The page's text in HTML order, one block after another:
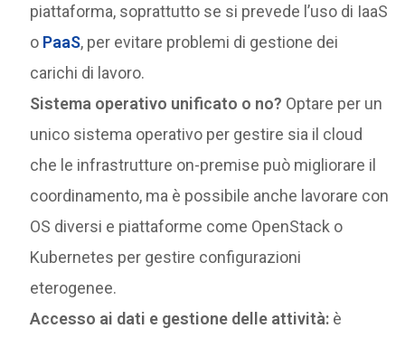
piattaforma, soprattutto se si prevede l’uso di IaaS
o PaaS, per evitare problemi di gestione dei
carichi di lavoro.
Sistema operativo unificato o no? Optare per un
unico sistema operativo per gestire sia il cloud
che le infrastrutture on-premise può migliorare il
coordinamento, ma è possibile anche lavorare con
OS diversi e piattaforme come OpenStack o
Kubernetes per gestire configurazioni
eterogenee.
Accesso ai dati e gestione delle attività: è